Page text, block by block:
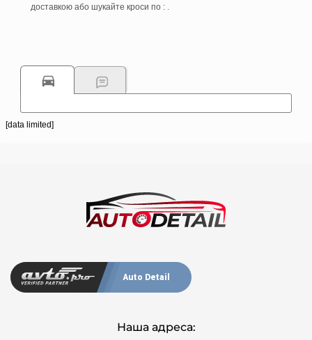
доставкою або шукайте кроси по : .
[data limited]
Auto Detail
Наша адреса: